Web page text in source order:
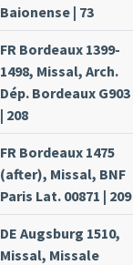
Baionense | 73
FR Bordeaux 1399-
1498, Missal, Arch.
Dép. Bordeaux G903
| 208
FR Bordeaux 1475
(after), Missal, BNF
Paris Lat. 00871 | 209
DE Augsburg 1510,
Missal, Missale